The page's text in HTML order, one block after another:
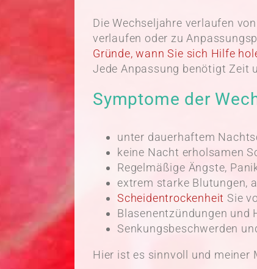
Die Wechseljahre verlaufen
verlaufen oder zu
Gründe, wann Sie sich Hilfe
Jede Anpassung benötigt Zeit
Symptome der
unter dauerhaftem
keine Nacht erholsamen
Regelmäßige Ängste,
extrem starke Blutungen,
Scheidentrockenheit Sie
Blasenentzündungen und
Senkungsbeschwerden
Hier ist es sinnvoll und meiner